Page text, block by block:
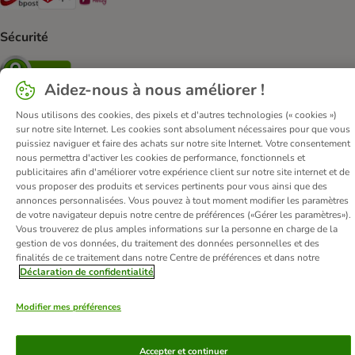
Sécurité
Security
Qui sommes-nous ? Emplois
Corporate website
Mentions légales
Conditions Générales de Vente
DSA
Renoncer au contrat ici
Élimination des déchets
Contact
Frais et délai de livraison
Confidentialité
Moyens de paiement
Virement bancaire
Déclaration d'accessibilité
© zooplus SE2026
Aidez-nous à nous améliorer !
Nous utilisons des cookies, des pixels et d'autres technologies (« cookies »)
sur notre site Internet. Les cookies sont absolument nécessaires pour que vous
puissiez naviguer et faire des achats sur notre site Internet. Votre consentement
nous permettra d'activer les cookies de performance, fonctionnels et
publicitaires afin d'améliorer votre expérience client sur notre site internet et de
vous proposer des produits et services pertinents pour vous ainsi que des
annonces personnalisées. Vous pouvez à tout moment modifier les paramètres
de votre navigateur depuis notre centre de préférences («Gérer les paramètres»).
Vous trouverez de plus amples informations sur la personne en charge de la
gestion de vos données, du traitement des données personnelles et des
finalités de ce traitement dans notre Centre de préférences et dans notre
Déclaration de confidentialité
Modifier mes préférences
Accepter et continuer